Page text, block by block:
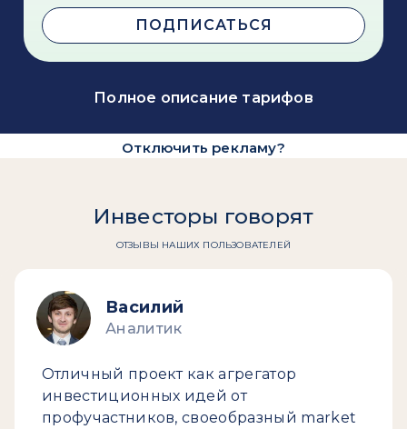
ПОДПИСАТЬСЯ
Полное описание тарифов
Отключить рекламу?
Инвесторы говорят
ОТЗЫВЫ НАШИХ ПОЛЬЗОВАТЕЛЕЙ
Василий
Аналитик
Отличный проект как агрегатор
инвестиционных идей от
профучастников, своеобразный market